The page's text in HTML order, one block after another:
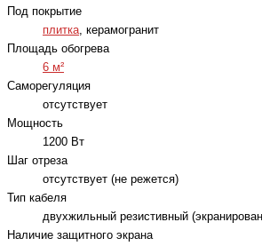
Под покрытие
плитка, керамогранит
Площадь обогрева
6 м²
Саморегуляция
отсутствует
Мощность
1200 Вт
Шаг отреза
отсутствует (не режется)
Тип кабеля
двухжильный резистивный
Наличие защитного экрана